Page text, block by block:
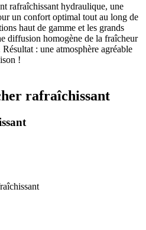
rafraîchissant hydraulique, une
un confort optimal tout au long de
haut de gamme et les grands
diffusion homogène de la fraîcheur
: une atmosphère agréable
!
rafraîchissant